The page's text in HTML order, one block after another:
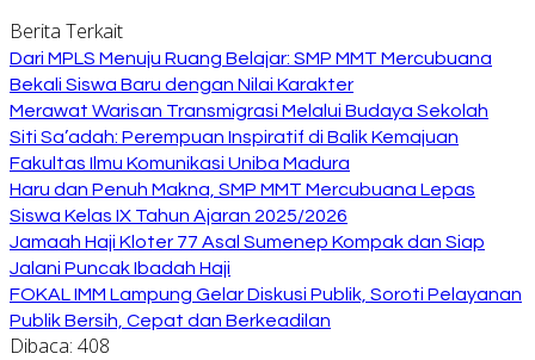
Berita Terkait
Dari MPLS Menuju Ruang Belajar: SMP MMT Mercubuana
Bekali Siswa Baru dengan Nilai Karakter
Merawat Warisan Transmigrasi Melalui Budaya Sekolah
Siti Sa’adah: Perempuan Inspiratif di Balik Kemajuan
Fakultas Ilmu Komunikasi Uniba Madura
Haru dan Penuh Makna, SMP MMT Mercubuana Lepas
Siswa Kelas IX Tahun Ajaran 2025/2026
Jamaah Haji Kloter 77 Asal Sumenep Kompak dan Siap
Jalani Puncak Ibadah Haji
FOKAL IMM Lampung Gelar Diskusi Publik, Soroti Pelayanan
Publik Bersih, Cepat dan Berkeadilan
Dibaca: 408